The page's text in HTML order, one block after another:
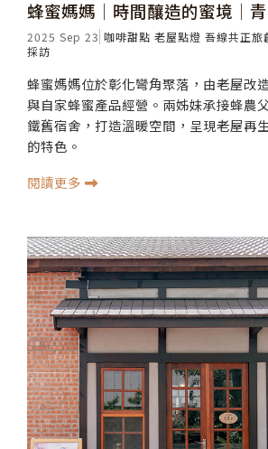
蜂蜜媽媽│時間釀造的蜜境│
2025 Sep 23 咖啡甜點 老屋點燈 吾線共正旅
採訪
蜂蜜媽媽位於彰化彎角聚落，由老屋改
與自家蜂蜜產品經營。兩姊妹承接蜂農
鐵舊宿舍，打造溫暖空間，呈現老屋再
的特色。
閱讀更多